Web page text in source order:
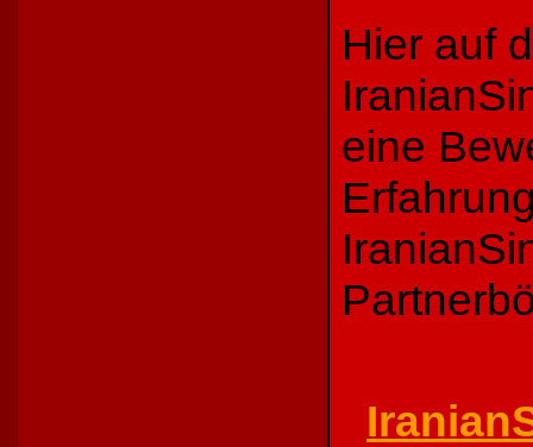
Hier auf
eine